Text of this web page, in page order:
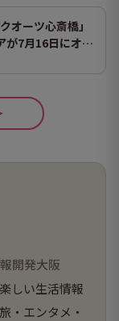
オーツ心斎橋」
が7月16日にオー
出店を含む多彩
開発大阪
しい生活情報
・エンタメ・